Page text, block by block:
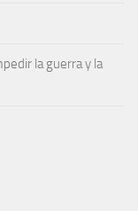
la guerra y la